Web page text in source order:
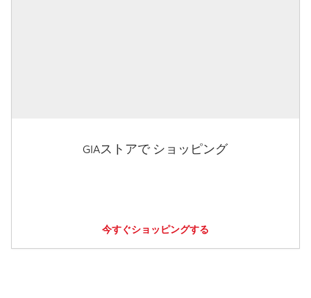
GIAストアで ショッピング
今すぐショッピングする